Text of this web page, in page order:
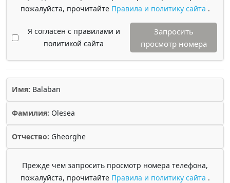
пожалуйста, прочитайте Правила и политику сайта .
Я согласен с правилами и
политикой сайта
Запросить
просмотр номера
Имя: Balaban
Фамилия: Olesea
Отчество: Gheorghe
Прежде чем запросить просмотр номера телефона,
пожалуйста, прочитайте Правила и политику сайта .